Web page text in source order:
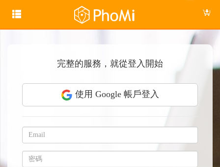
完整的服務，就從登入開始
使用 Google 帳戶登入